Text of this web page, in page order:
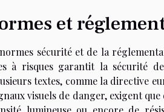
et
sécurité et de la
à risques garantit la sécurité
textes, comme la directive
visuels de danger, exigent